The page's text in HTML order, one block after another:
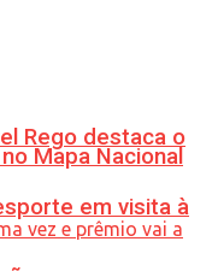
Rego destaca o
em visita à
Mapa Nacional